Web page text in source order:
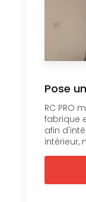
Pose
RC PRO
fabrique
afin
intérieur,